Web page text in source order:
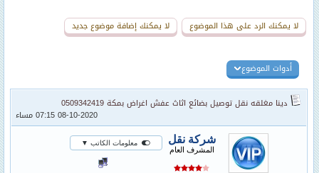
لا يمكنك الرد على هذا الموضوع لا يمكنك إضافة موضوع جديد
أدوات الموضوع
دينا مغلقه نقل توصيل بضائع اثاث عفش اغراض بمكة 0509342419
08-10-2020 07:15 مساء
شركة نقل
المشرف العام
معلومات الكاتب ▼